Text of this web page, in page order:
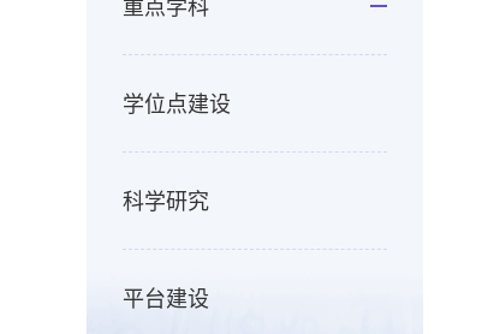
重点学科
学位点建设
科学研究
平台建设